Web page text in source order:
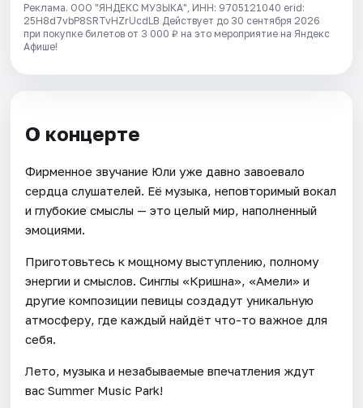
Реклама. ООО "ЯНДЕКС МУЗЫКА", ИНН: 9705121040 erid:
25H8d7vbP8SRTvHZrUcdLB Действует до 30 сентября 2026
при покупке билетов от 3 000 ₽ на это мероприятие на Яндекс
Афише!
О концерте
Фирменное звучание Юли уже давно завоевало
сердца слушателей. Её музыка, неповторимый вокал
и глубокие смыслы — это целый мир, наполненный
эмоциями.
Приготовьтесь к мощному выступлению, полному
энергии и смыслов. Синглы «Кришна», «Амели» и
другие композиции певицы создадут уникальную
атмосферу, где каждый найдёт что-то важное для
себя.
Лето, музыка и незабываемые впечатления ждут
вас Summer Music Park!